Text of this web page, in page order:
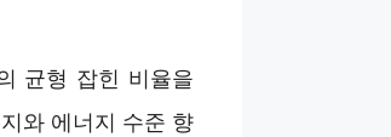
균형 잡힌 비율을
와 에너지 수준 향